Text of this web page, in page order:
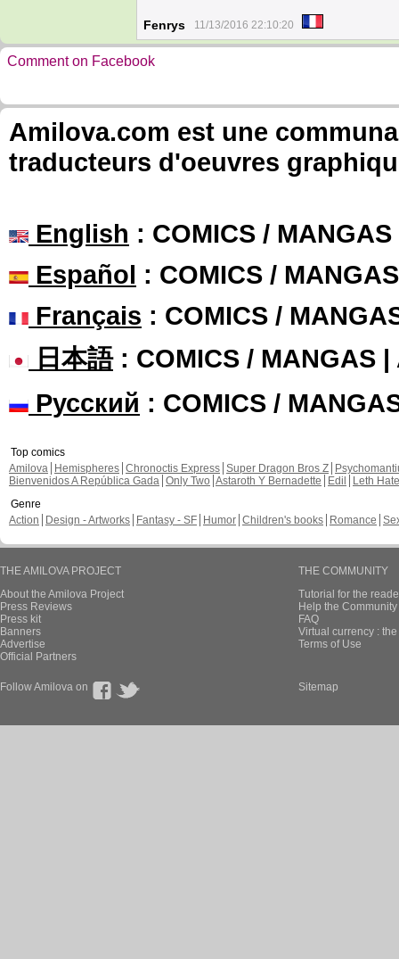
Fenrys 11/13/2016 22:10:20
Comment on Facebook
Amilova.com est une
traducteurs d'oeuvres
English : COMICS /
Español : COMICS /
Français : COMICS /
日本語: COMICS / MANGAS |
Русский : COMICS /
Top comics
Amilova
Hemispheres Chronoctis Express Super Dragon Bros Z
Bienvenidos A República Gada Only Two Astaroth Y Bernadette Edil
Leth Hate
Genre
Action
Design - Artworks Fantasy - SF Humor Children's books Romance
THE AMILOVA PROJECT
About the Amilova Project
Press Reviews
Press kit
Banners
Advertise
Official Partners
THE COMMUNITY
Tutorial for the
Help the
FAQ
Virtual currency :
Terms of Use
Follow Amilova on Sitemap